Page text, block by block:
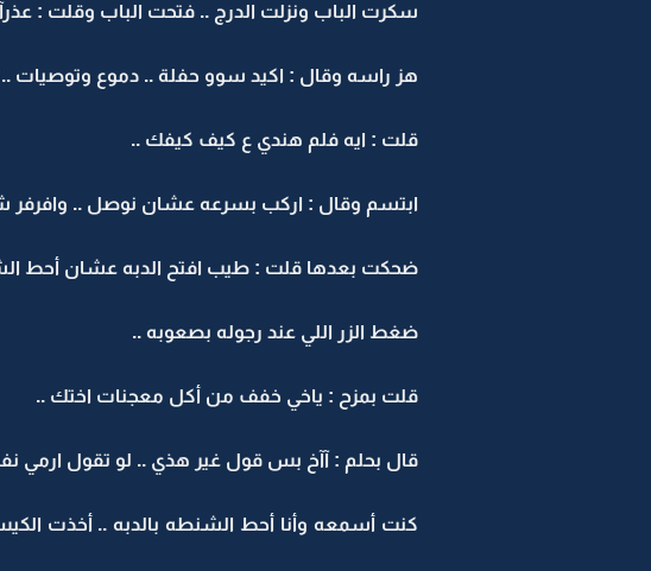
سكرت الباب ونزلت الدرج .. فتحت الباب وقلت :
هز راسه وقال : اكيد سوو حفلة .. دموع وتوصيات
قلت : ايه فلم هندي ع كيف كيفك ..
ابتسم وقال : اركب بسرعه عشان نوصل .. وافرفر
ضحكت بعدها قلت : طيب افتح الدبه عشان أحط
ضغط الزر اللي عند رجوله بصعوبه ..
قلت بمزح : ياخي خفف من أكل معجنات اختك ..
قال بحلم : آآخ بس قول غير هذي .. لو تقول ارمي
كنت أسمعه وأنا أحط الشنطه بالدبه .. أخذت